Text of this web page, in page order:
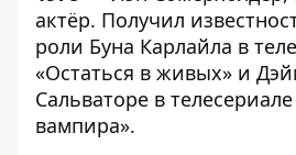
актёр. Получил
роли Буна Карлайла в
«Остаться в живых» и
Сальваторе в
вампира».